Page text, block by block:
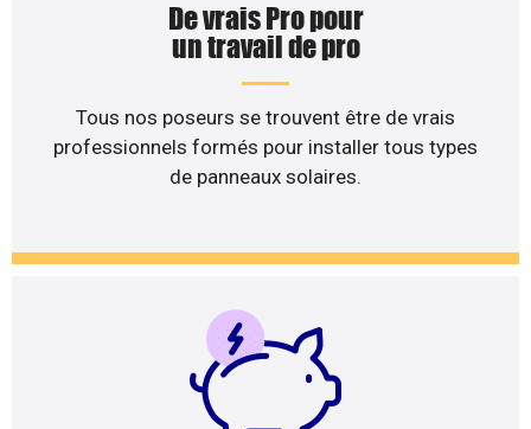
De vrais Pro pour
un travail de pro
Tous nos poseurs se trouvent être de vrais
professionnels formés pour installer tous types
de panneaux solaires.